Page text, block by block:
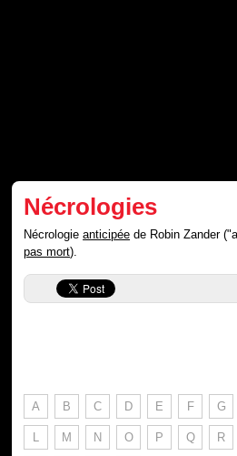
Nécrologies
Nécrologieanticipée de Robin Zander
pas mort).
A B C D E F G
L M N O P Q R